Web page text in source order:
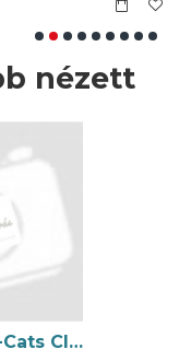
nézett
Dammer's C-Cats Claw Macskakarom Kapszula 80db